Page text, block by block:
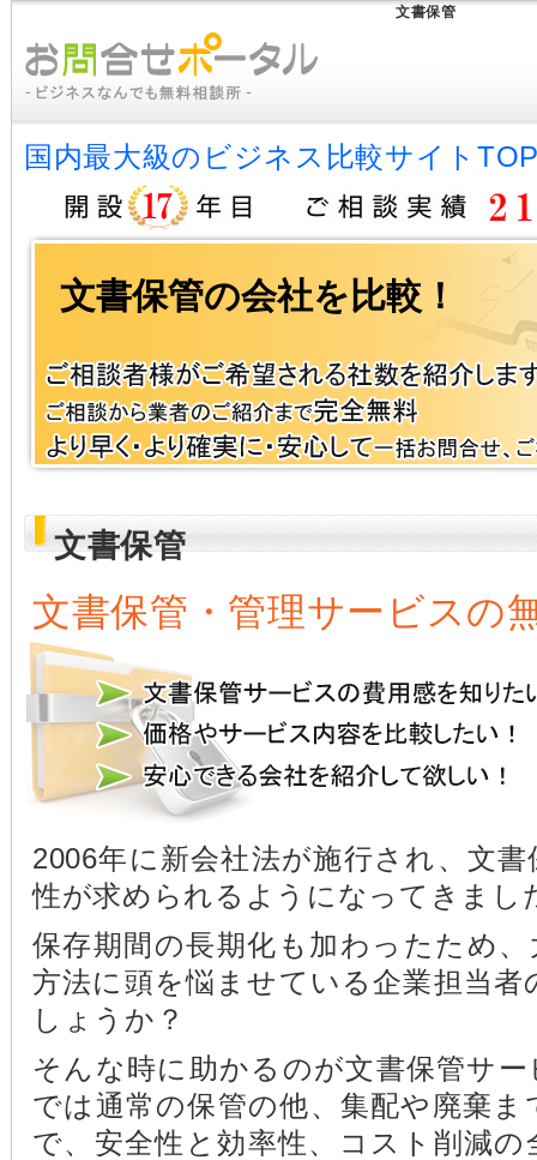
文書保管
国内最大級のビジネス比較サイト
文書保管の会社を比較！
文書保管
文書保管・管理サービスの
2006年に新会社法が施行され、文
性が求められるようになってきまし
保存期間の長期化も加わったため
方法に頭を悩ませている企業担当
しょうか？
そんな時に助かるのが文書保管サ
では通常の保管の他、集配や廃棄
で、安全性と効率性、コスト削減